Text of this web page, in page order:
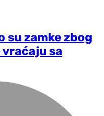
su zamke zbog
sa